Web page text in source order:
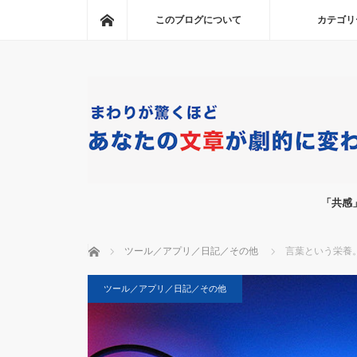
ホームこのブログについて カテゴ
「共
ホーム ツール／アプリ／日記／その他 言葉という栄養
ツール／アプリ／日記／その他